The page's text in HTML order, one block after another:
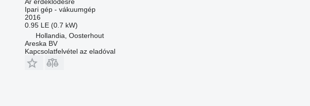
Ipari gép - vákuumgép
2016
0.95 LE (0.7 kW)
Hollandia, Oosterhout
Areska BV
Kapcsolatfelvétel az eladóval